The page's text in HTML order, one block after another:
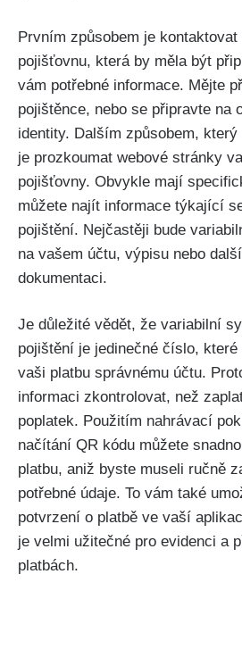
Prvním způsobem je
pojišťovnu, která by měla být
vám potřebné informace. Mějte
pojištěnce, nebo se připravte na
identity. Dalším způsobem,
je prozkoumat webové stránky
pojišťovny. Obvykle mají
můžete najít informace týkající
pojištění. Nejčastěji bude
na vašem účtu, výpisu nebo
dokumentaci.
Je důležité vědět, že variabilní
pojištění je jedinečné číslo,
vaši platbu správnému účtu.
informaci zkontrolovat, než
poplatek. Použitím nahrávací
načítání QR kódu můžete
platbu, aniž byste museli ručně
potřebné údaje. To vám také
potvrzení o platbě ve vaší
je velmi užitečné pro evidenci a
platbách.